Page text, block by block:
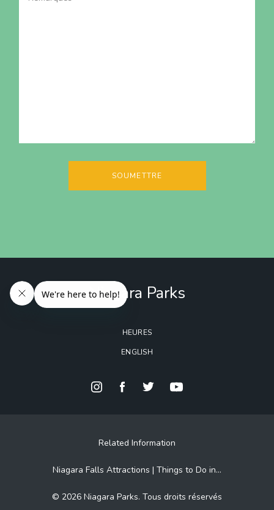
Niagara Parks
HEURES
ENGLISH
Related Information
Niagara Falls Attractions | Things to Do in...
© 2026 Niagara Parks. Tous droits réservés